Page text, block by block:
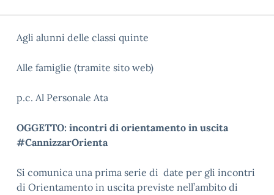
Agli alunni delle classi quinte
Alle famiglie (tramite sito web)
p.c. Al Personale Ata
OGGETTO: incontri di orientamento in uscita
#CannizzarOrienta
Si comunica una prima serie di date per gli incontri
di Orientamento in uscita previste nell’ambito di